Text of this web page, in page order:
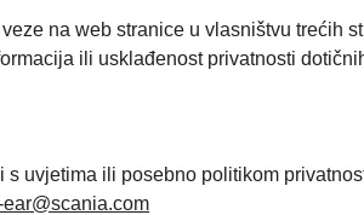
na web stranice u vlasništvu trećih
ili usklađenost privatnosti
uvjetima ili posebno politikom